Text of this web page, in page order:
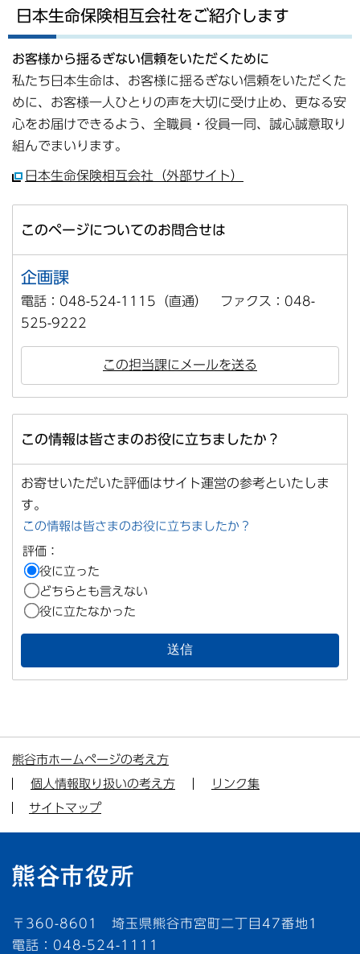
日本生命保険相互会社をご紹介します
お客様から揺るぎない信頼をいただくために
私たち日本生命は、お客様に揺るぎない信頼をいただくた
めに、お客様一人ひとりの声を大切に受け止め、更なる安
心をお届けできるよう、全職員・役員一同、誠心誠意取り
組んでまいります。
日本生命保険相互会社（外部サイト）
このページについてのお問合せは
企画課
電話：048-524-1115（直通） ファクス：048-
525-9222
この担当課にメールを送る
この情報は皆さまのお役に立ちましたか？
お寄せいただいた評価はサイト運営の参考といたしま
す。
この情報は皆さまのお役に立ちましたか？
評価：
役に立った
どちらとも言えない
役に立たなかった
熊谷市ホームページの考え方
個人情報取り扱いの考え方
リンク集
サイトマップ
〒360-8601 埼玉県熊谷市宮町二丁目47番地1
電話：048-524-1111